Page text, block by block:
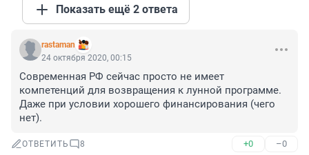
Показать ещё 2 ответа
rastaman
24 октября 2020, 00:15
Современная РФ сейчас просто не имеет
компетенций для возвращения к лунной программе.
Даже при условии хорошего финансирования (чего
нет).
ОТВЕТИТЬ 8 +0 –0